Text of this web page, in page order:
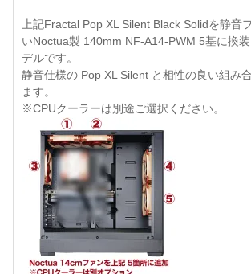
上記Fractal Pop XL Silent Black Solidを静音
いNoctua製 140mm NF-A14-PWM 5基に換
デルです。
静音仕様の Pop XL Silent と相性の良い組み
ます。
※CPUクーラーは別途ご選択ください。